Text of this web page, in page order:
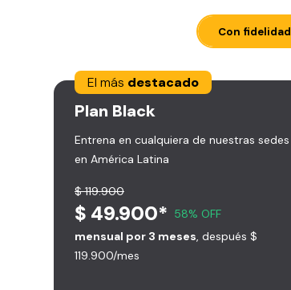
Con fidelidad
El más destacado
Plan Black
Entrena en cualquiera de nuestras sedes
en América Latina
$ 119.900
$ 49.900* 58% OFF
mensual por 3 meses, después $
119.900/mes